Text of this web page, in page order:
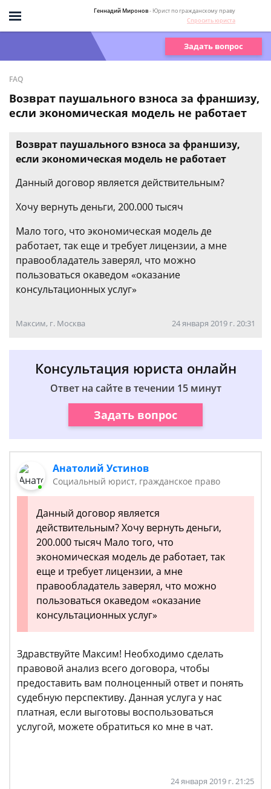
Геннадий Миронов- Юрист по гражданскому праву
Спросить юриста
Задать вопрос
FAQ
Возврат паушального взноса за франшизу,
если экономическая модель не работает
Возврат паушального взноса за франшизу,
если экономическая модель не работает
Данный договор является действительным?
Хочу вернуть деньги, 200.000 тысяч
Мало того, что экономическая модель де
работает, так еще и требует лицензии, а мне
правообладатель заверял, что можно
пользоваться окаведом «оказание
консультационных услуг»
Максим, г. Москва 24 января 2019 г. 20:31
Консультация юриста онлайн
Ответ на сайте в течении 15 минут
Задать вопрос
Анатолий Устинов
Социальный юрист, гражданское право
Данный договор является
действительным? Хочу вернуть деньги,
200.000 тысяч Мало того, что
экономическая модель де работает, так
еще и требует лицензии, а мне
правообладатель заверял, что можно
пользоваться окаведом «оказание
консультационных услуг»
Здравствуйте Максим! Необходимо сделать
правовой анализ всего договора, чтобы
предоставить вам полноценный ответ и понять
судебную перспективу. Данная услуга у нас
платная, если выготовы воспользоваться
услугой, можете обратиться ко мне в чат.
24 января 2019 г. 21:25